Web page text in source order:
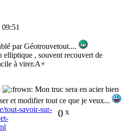
par Géotrouvetout....
elliptique , souvent recouvert de
à virer.A+
Mon truc sera en acier bien
et modifier tout ce que je veux...
0 x
tout-savoir-sur-